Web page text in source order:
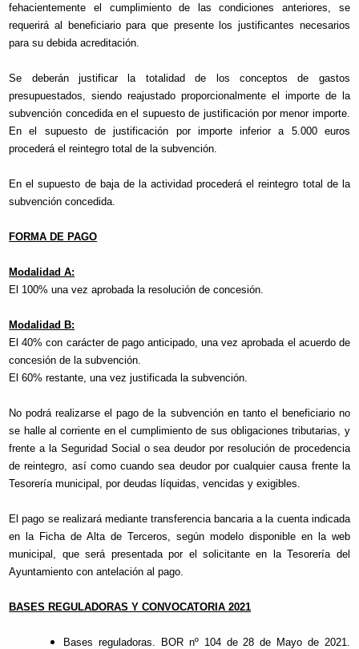
fehacientemente el cumplimiento de las condiciones anteriores, se
requerirá al beneficiario para que presente los justificantes necesarios
para su debida acreditación.
Se deberán justificar la totalidad de los conceptos de gastos
presupuestados, siendo reajustado proporcionalmente el importe de la
subvención concedida en el supuesto de justificación por menor importe.
En el supuesto de justificación por importe inferior a 5.000 euros
procederá el reintegro total de la subvención.
En el supuesto de baja de la actividad procederá el reintegro total de la
subvención concedida.
FORMA DE PAGO
Modalidad A:
El 100% una vez aprobada la resolución de concesión.
Modalidad B:
El 40% con carácter de pago anticipado, una vez aprobada el acuerdo de
concesión de la subvención.
El 60% restante, una vez justificada la subvención.
No podrá realizarse el pago de la subvención en tanto el beneficiario no
se halle al corriente en el cumplimiento de sus obligaciones tributarias, y
frente a la Seguridad Social o sea deudor por resolución de procedencia
de reintegro, así como cuando sea deudor por cualquier causa frente la
Tesorería municipal, por deudas líquidas, vencidas y exigibles.
El pago se realizará mediante transferencia bancaria a la cuenta indicada
en la Ficha de Alta de Terceros, según modelo disponible en la web
municipal, que será presentada por el solicitante en la Tesorería del
Ayuntamiento con antelación al pago.
BASES REGULADORAS Y CONVOCATORIA 2021
Bases reguladoras. BOR nº 104 de 28 de Mayo de 2021.